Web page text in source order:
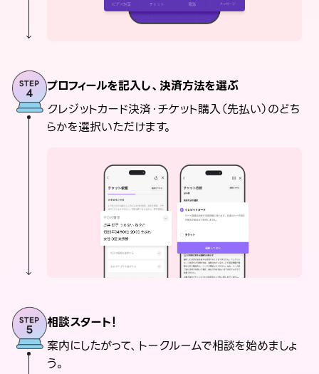
プロフィールを記入し、決済方法を選ぶ
クレジットカード決済・チケット購入（先払い）のどち
らかを選択いただけます。
相談スタート！
案内にしたがって、トークルームで相談を始めましょ
う。